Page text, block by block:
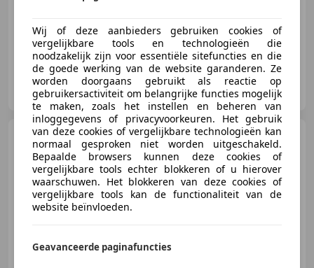
Hofman Leek
NL-9351 PV LEEK
Mercedes-Benz 200300
TD Automaat
Wij of deze aanbieders gebruiken cookies of
vergelijkbare tools en technologieën die
noodzakelijk zijn voor essentiële sitefuncties en die
de goede werking van de website garanderen. Ze
worden doorgaans gebruikt als reactie op
gebruikersactiviteit om belangrijke functies mogelijk
te maken, zoals het instellen en beheren van
inloggegevens of privacyvoorkeuren. Het gebruik
van deze cookies of vergelijkbare technologieën kan
normaal gesproken niet worden uitgeschakeld.
Bepaalde browsers kunnen deze cookies of
vergelijkbare tools echter blokkeren of u hierover
waarschuwen. Het blokkeren van deze cookies of
vergelijkbare tools kan de functionaliteit van de
website beïnvloeden.
Geavanceerde paginafuncties